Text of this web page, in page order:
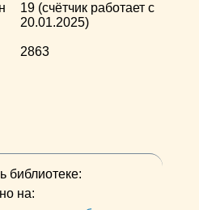
19 (счётчик работает с
20.01.2025)
2863
библиотеке:
на: